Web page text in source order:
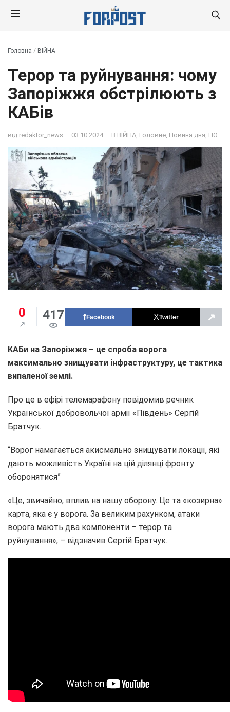
Головна / ВІЙНА
Терор та руйнування: чому
Запоріжжя обстрілюють з
КАБів
від redaktor_news — 03.10.2024 — В ВІЙНА Головне Новина дня НОВИНИ
0 417 Facebook Twitter ↗
КАБи на Запоріжжя – це спроба ворога
максимально знищувати інфраструктуру, це тактика
випаленої землі.
Про це в ефірі телемарафону повідомив речник
Української добровольчої армії «Південь» Сергій
Братчук.
“Ворог намагається акисмально знищувати локації, які
дають можливість Україні на цій ділянці фронту
оборонятися”
«Це, звичайно, вплив на нашу оборону. Це та «козирна»
карта, яка є у ворога. За великим рахунком, атаки
ворога мають два компоненти – терор та
руйнування», – відзначив Сергій Братчук.